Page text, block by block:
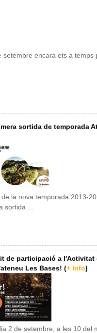
setembre encara ets a temps
sortida de temporada
de la nova temporada 2013-
sortida ...
de participació a
Les Bases! (+ Info)
2 de setembre, a les 10 del